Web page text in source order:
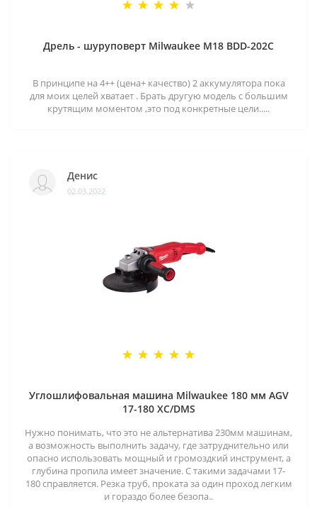
Дрель - шуруповерт Milwaukee M18 BDD-202C
В принципе на 4++ (цена+ качество) 2 аккумулятора пока
для моих целей хватает . Брать другую модель с большим
крутящим моментом ,это под конкретные цели.....
Денис
02.03.2022
Углошлифовальная машина Milwaukee 180 мм AGV
17-180 XC/DMS
Нужно понимать, что это не альтернатива 230мм машинам,
а возможность выполнить задачу, где затруднительно или
опасно использовать мощный и громоздкий инструмент, а
глубина пропила имеет значение. С такими задачами 17-
180 справляется. Резка труб, проката за один проход легким
и гораздо более безопа..